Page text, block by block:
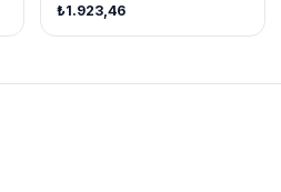
₺1.923,46